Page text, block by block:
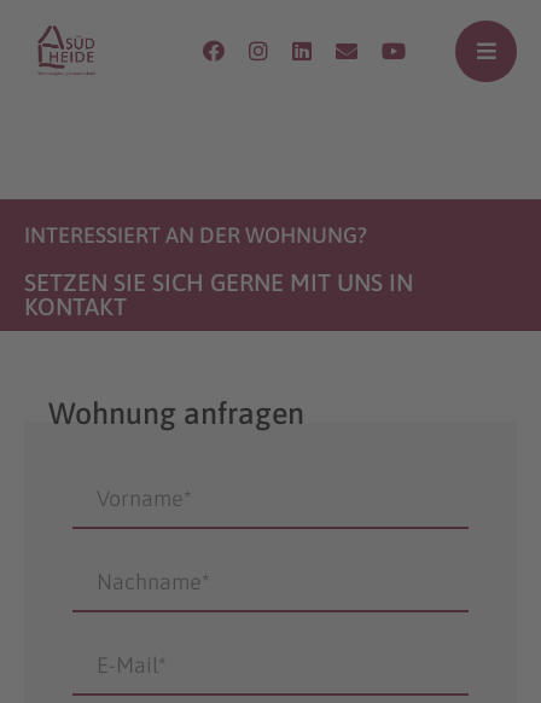
INTERESSIERT AN DER WOHNUNG?
SETZEN SIE SICH GERNE MIT UNS IN
KONTAKT
Wohnung anfragen